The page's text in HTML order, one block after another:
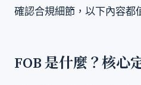
確認合規細節，以下內容都
FOB 是什麼？核心